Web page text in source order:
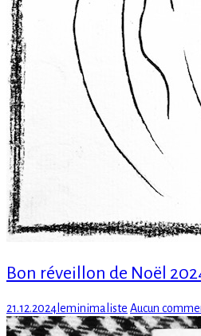
Bon réveillon de Noël
Posted
on
21.12.2024Author
leminimaliste Aucun